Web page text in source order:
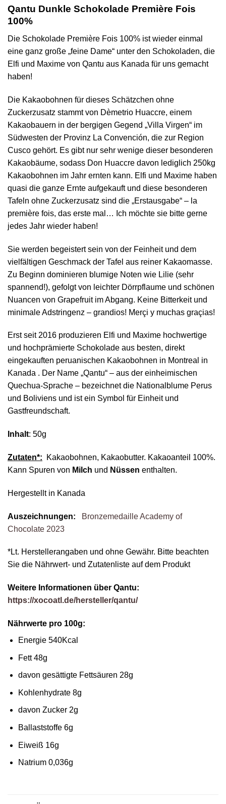
Qantu Dunkle Schokolade Première Fois
100%
Die Schokolade Première Fois 100% ist wieder einmal
eine ganz große „feine Dame“ unter den Schokoladen, die
Elfi und Maxime von Qantu aus Kanada für uns gemacht
haben!
Die Kakaobohnen für dieses Schätzchen ohne
Zuckerzusatz stammt von Dèmetrio Huaccre, einem
Kakaobauern in der bergigen Gegend „Villa Virgen“ im
Südwesten der Provinz La Convención, die zur Region
Cusco gehört. Es gibt nur sehr wenige dieser besonderen
Kakaobäume, sodass Don Huaccre davon lediglich 250kg
Kakaobohnen im Jahr ernten kann. Elfi und Maxime haben
quasi die ganze Ernte aufgekauft und diese besonderen
Tafeln ohne Zuckerzusatz sind die „Erstausgabe“ – la
première fois, das erste mal… Ich möchte sie bitte gerne
jedes Jahr wieder haben!
Sie werden begeistert sein von der Feinheit und dem
vielfältigen Geschmack der Tafel aus reiner Kakaomasse.
Zu Beginn dominieren blumige Noten wie Lilie (sehr
spannend!), gefolgt von leichter Dörrpflaume und schönen
Nuancen von Grapefruit im Abgang. Keine Bitterkeit und
minimale Adstringenz – grandios! Merçi y muchas graçias!
Erst seit 2016 produzieren Elfi und Maxime hochwertige
und hochprämierte Schokolade aus besten, direkt
eingekauften peruanischen Kakaobohnen in Montreal in
Kanada . Der Name „Qantu“ – aus der einheimischen
Quechua-Sprache – bezeichnet die Nationalblume Perus
und Boliviens und ist ein Symbol für Einheit und
Gastfreundschaft.
Inhalt: 50g
Zutaten*:
Kakaobohnen, Kakaobutter. Kakaoanteil 100%.
Kann Spuren von Milch und Nüssen enthalten.
Hergestellt in Kanada
Auszeichnungen:
Bronzemedaille Academy of
Chocolate 2023
*Lt. Herstellerangaben und ohne Gewähr. Bitte beachten
Sie die Nährwert- und Zutatenliste auf dem Produkt
Weitere Informationen über Qantu:
https://xocoatl.de/hersteller/qantu/
Nährwerte pro 100g:
Energie 540Kcal
Fett 48g
davon gesättigte Fettsäuren 28g
Kohlenhydrate 8g
davon Zucker 2g
Ballaststoffe 6g
Eiweiß 16g
Natrium 0,036g